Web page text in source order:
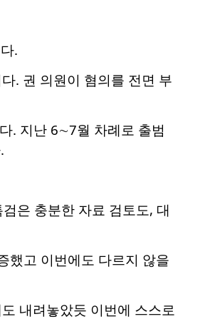
.
. 권 의원이 혐의를 전면 부
. 지난 6∼7월 차례로 출범
은 충분한 자료 검토도, 대
했고 이번에도 다르지 않을
내려놓았듯 이번에 스스로